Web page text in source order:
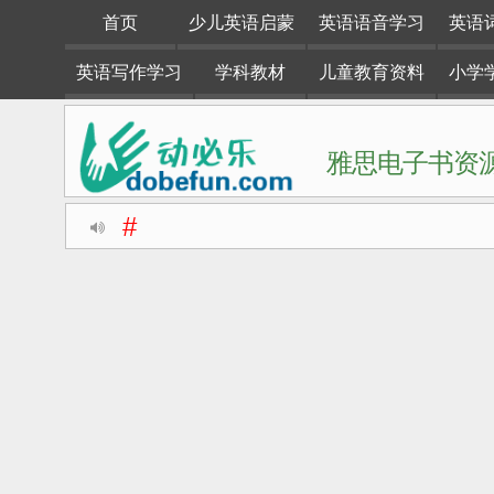
首页 少儿英语启蒙 英语语音学习
英语
英语写作学习
学科教材 儿童教育资料 小学
雅思电子书资
#
动必乐dobefun是一个专注于英语学习资料整理分享的